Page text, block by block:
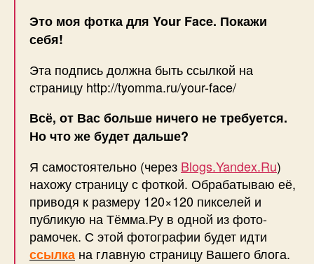
Это моя фотка для Your Face. Покажи
себя!
Эта подпись должна быть ссылкой на
страницу http://tyomma.ru/your-face/
Всё, от Вас больше ничего не требуется.
Но что же будет дальше?
Я самостоятельно (через Blogs.Yandex.Ru)
нахожу страницу с фоткой. Обрабатываю её,
приводя к размеру 120×120 пикселей и
публикую на Тёмма.Ру в одной из фото-
рамочек. С этой фотографии будет идти
ссылка на главную страницу Вашего блога.